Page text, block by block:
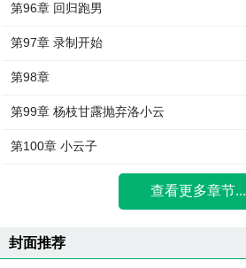
第96章 回归跑男
第97章 录制开始
第98章
第99章 杨枝甘露抛弃洛小云
第100章 小云子
查看更多章节...
封面推荐